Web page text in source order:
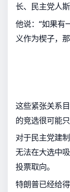
长、民主党人
他说：“如果有
义作为楔子，
这些紧张关系
的竞选很可能
对于民主党建
无法在大选中
投票取向。
特朗普已经给